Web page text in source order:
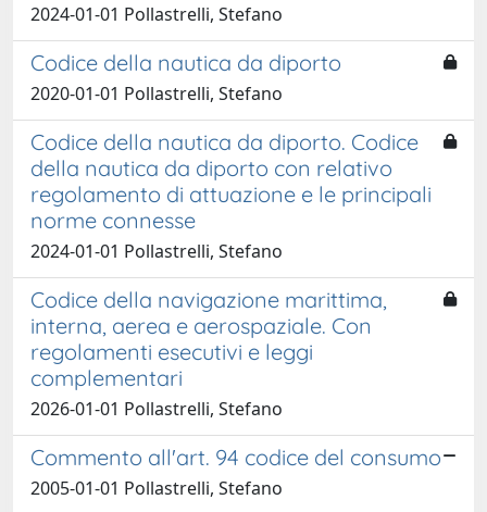
2024-01-01 Pollastrelli, Stefano
Codice della nautica da diporto
2020-01-01 Pollastrelli, Stefano
Codice della nautica da diporto. Codice
della nautica da diporto con relativo
regolamento di attuazione e le principali
norme connesse
2024-01-01 Pollastrelli, Stefano
Codice della navigazione marittima,
interna, aerea e aerospaziale. Con
regolamenti esecutivi e leggi
complementari
2026-01-01 Pollastrelli, Stefano
Commento all'art. 94 codice del consumo
2005-01-01 Pollastrelli, Stefano